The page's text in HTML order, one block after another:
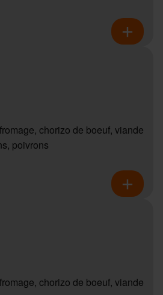
chorizo de boeuf, viande
poivrons
chorizo de boeuf, viande